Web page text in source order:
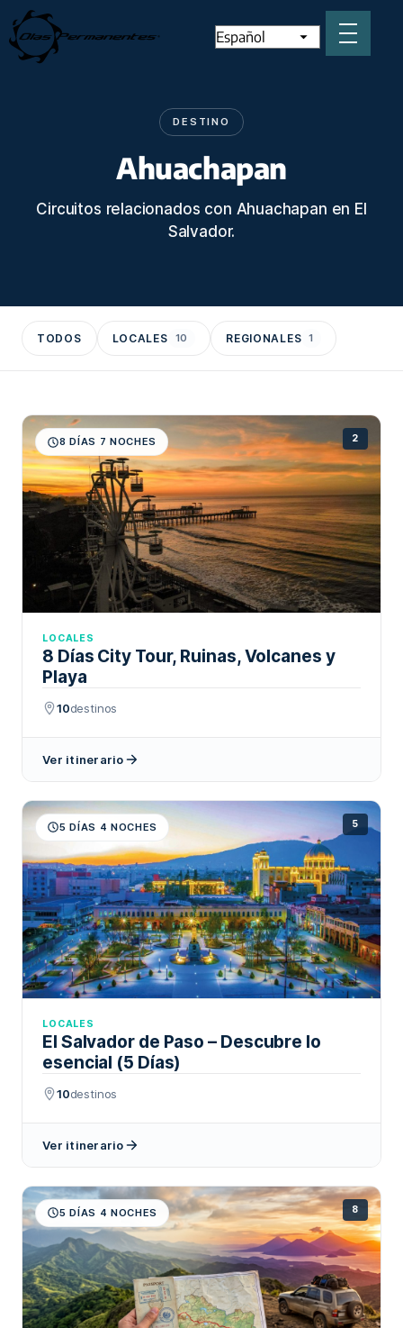
DESTINO
Ahuachapan
Circuitos relacionados con Ahuachapan en El
Salvador.
TODOS LOCALES 10 REGIONALES 1
8 DÍAS 7 NOCHES 2
LOCALES
8 Días City Tour, Ruinas, Volcanes y
Playa
10destinos
Ver itinerario
5 DÍAS 4 NOCHES 5
LOCALES
El Salvador de Paso – Descubre lo
esencial (5 Días)
10destinos
Ver itinerario
5 DÍAS 4 NOCHES 8